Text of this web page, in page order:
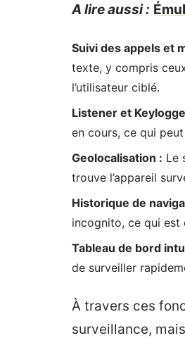
A lire aussi :
Suivi des appels et
texte, y compris
l’utilisateur ciblé.
Listener et
en cours, ce qui
Geolocalisation : Le
trouve l’appareil
Historique de
incognito, ce qui est
Tableau de bord
de surveiller
À travers ces
surveillance,